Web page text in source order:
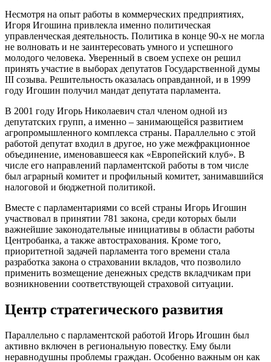
Несмотря на опыт работы в коммерческих предприятиях,
Игоря Игошина привлекла именно политическая
управленческая деятельность. Политика в конце 90-х не могла
не волновать и не заинтересовать умного и успешного
молодого человека. Уверенный в своем успехе он решил
принять участие в выборах депутатов Государственной думы
III созыва. Решительность оказалась оправданной, и в 1999
году Игошин получил мандат депутата парламента.
В 2001 году Игорь Николаевич стал членом одной из
депутатских групп, а именно – занимающейся развитием
агропромышленного комплекса страны. Параллельно с этой
работой депутат входил в другое, но уже межфракционное
объединение, именовавшееся как «Европейский клуб». В
числе его направлений парламентской работы в том числе
был аграрный комитет и профильный комитет, занимавшийся
налоговой и бюджетной политикой.
Вместе с парламентариями со всей страны Игорь Игошин
участвовал в принятии 781 закона, среди которых были
важнейшие законодательные инициативы в области работы
Центробанка, а также автострахования. Кроме того,
приоритетной задачей парламента того времени стала
разработка закона о страховании вкладов, что позволило
применить возмещение денежных средств вкладчикам при
возникновении соответствующей страховой ситуации.
Центр стратегического развития
Параллельно с парламентской работой Игорь Игошин был
активно включен в региональную повестку. Ему были
неравнодушны проблемы граждан. Особенно важным он как